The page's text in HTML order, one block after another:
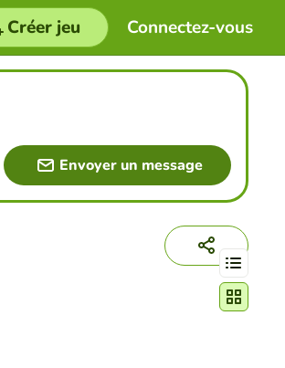
Connectez-vous
Créer jeu
Envoyer un message
Changer